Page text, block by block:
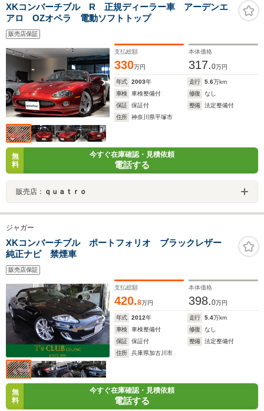
マートキー
イヤ
XKコンバーチブル R 正規ディーラー車 アーデンエ
アロ OZオペラ 電動ソフトトップ
販売店保証
支払総額
330万円
本体価格
317.0万円
年式 2003年 走行 5.6万km
車検
車検整備付 修復
なし
保証
保証付 整備
法定整備付
住所
神奈川県平塚市
無
料
今すぐ在庫確認・見積依頼
電話する
販売店： ｑｕａｔｒｏ
ジャガー
XKコンバーチブル ポートフォリオ ブラックレザー
純正ナビ 禁煙車
販売店保証
支払総額
420.8万円
本体価格
398.0万円
年式 2012年 走行 5.4万km
車検
車検整備付 修復
なし
保証
保証付 整備
法定整備付
住所
兵庫県加古川市
無
料
今すぐ在庫確認・見積依頼
電話する